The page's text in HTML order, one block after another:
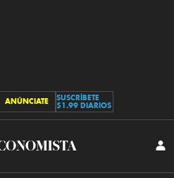
ANÚNCIATE
SUSCRÍBETE
$1.99 DIARIOS
El